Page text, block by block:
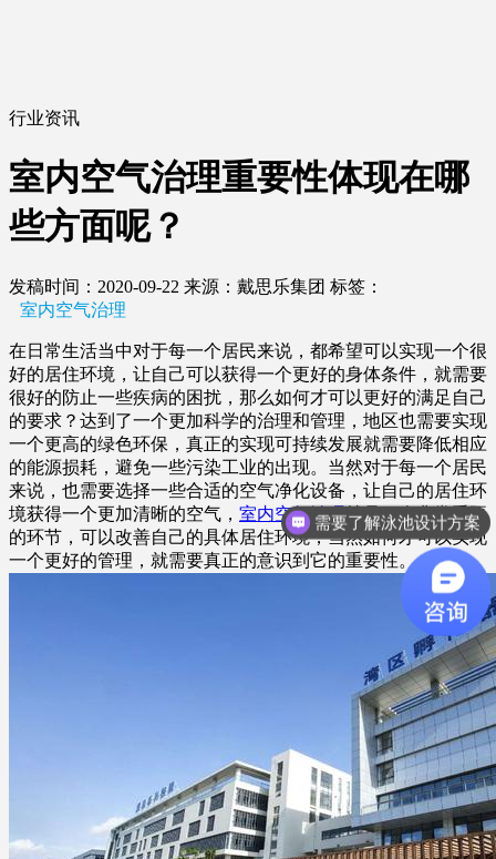
行业资讯
室内空气治理重要性体现在哪
些方面呢？
发稿时间：2020-09-22 来源：戴思乐集团 标签：
室内空气治理
在日常生活当中对于每一个居民来说，都希望可以实现一个很
好的居住环境，让自己可以获得一个更好的身体条件，就需要
很好的防止一些疾病的困扰，那么如何才可以更好的满足自己
的要求？达到了一个更加科学的治理和管理，地区也需要实现
一个更高的绿色环保，真正的实现可持续发展就需要降低相应
的能源损耗，避免一些污染工业的出现。当然对于每一个居民
来说，也需要选择一些合适的空气净化设备，让自己的居住环
境获得一个更加清晰的空气， 室内空气治理就是一个非常重要
的环节，可以改善自己的具体居住环境，当然如何才可以实现
一个更好的管理，就需要真正的意识到它的重要性。
需要了解泳池设计方案